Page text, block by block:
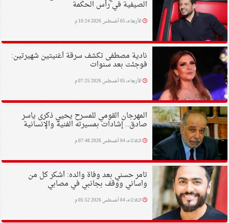
الصيفية في رأس الحكمة
الأربعاء، 05 أغسطس 2026 10:24 م
نادية مصطفى تكشف سرقة أغنيتين شهيرتين:
فوجئت بعد سنوات
الأربعاء، 05 أغسطس 2026 07:25 م
المهرجان القومي للمسرح يحيي ذكرى ياسر
صادق.. إشادات بمسيرته الفنية والإنسانية
الثلاثاء، 04 أغسطس 2026 07:48 م
تامر حسني بعد وفاة والده: أشكر كل من
واساني ووقف بجانبي في مصابي
الثلاثاء، 04 أغسطس 2026 05:52 م